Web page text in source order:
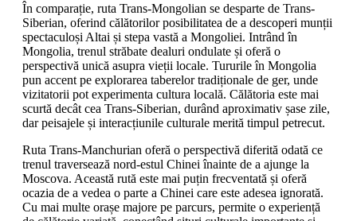
În comparație, ruta Trans-Mongolian se desparte de Trans-
Siberian, oferind călătorilor posibilitatea de a descoperi munții
spectaculoși Altai și stepa vastă a Mongoliei. Intrând în
Mongolia, trenul străbate dealuri ondulate și oferă o
perspectivă unică asupra vieții locale. Tururile în Mongolia
pun accent pe explorarea taberelor tradiționale de ger, unde
vizitatorii pot experimenta cultura locală. Călătoria este mai
scurtă decât cea Trans-Siberian, durând aproximativ șase zile,
dar peisajele și interacțiunile culturale merită timpul petrecut.
Ruta Trans-Manchurian oferă o perspectivă diferită odată ce
trenul traversează nord-estul Chinei înainte de a ajunge la
Moscova. Această rută este mai puțin frecventată și oferă
ocazia de a vedea o parte a Chinei care este adesea ignorată.
Cu mai multe orașe majore pe parcurs, permite o experiență